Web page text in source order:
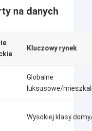
na danych
Kluczowy rynek
Globalne
luksusowe/
Wysokiej klasy